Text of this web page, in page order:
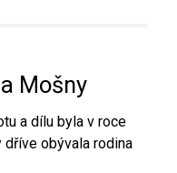
Mošny
a dílu byla v roce
dříve obývala rodina